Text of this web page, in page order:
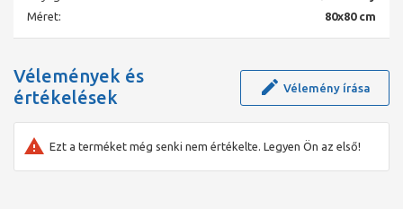
Méret:
80x80 cm
Vélemények és
értékelések
Vélemény írása
Ezt a terméket még senki nem értékelte. Legyen Ön az első!